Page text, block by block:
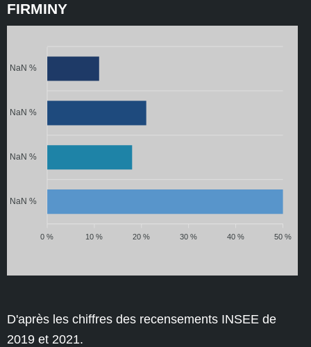
FIRMINY
NaN %
NaN %
NaN %
NaN %
50 %
40 %
30 %
20 %
10 %
0 %
D'après les chiffres des recensements INSEE de
2019 et 2021.